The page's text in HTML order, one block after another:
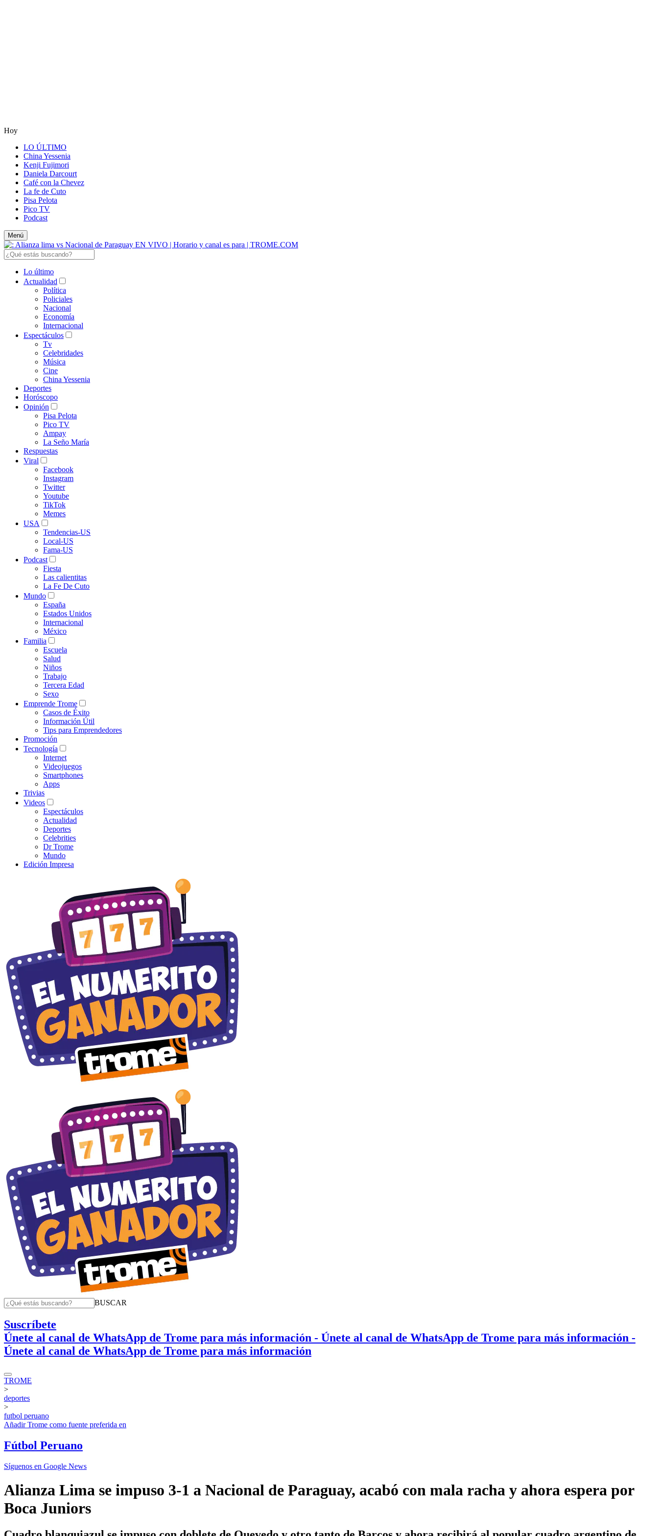
Hoy
LO ÚLTIMO
China Yessenia
Kenji Fujimori
Daniela Darcourt
Café con la Chevez
La fe de Cuto
Pisa Pelota
Pico TV
Podcast
Menú
Lo último
Actualidad
Política
Policiales
Nacional
Economía
Internacional
Espectáculos
Tv
Celebridades
Música
Cine
China Yessenia
Deportes
Horóscopo
Opinión
Pisa Pelota
Pico TV
Ampay
La Seño María
Respuestas
Viral
Facebook
Instagram
Twitter
Youtube
TikTok
Memes
USA
Tendencias-US
Local-US
Fama-US
Podcast
Fiesta
Las calientitas
La Fe De Cuto
Mundo
España
Estados Unidos
Internacional
México
Familia
Escuela
Salud
Niños
Trabajo
Tercera Edad
Sexo
Emprende Trome
Casos de Éxito
Información Útil
Tips para Emprendedores
Promoción
Tecnología
Internet
Videojuegos
Smartphones
Apps
Trivias
Videos
Espectáculos
Actualidad
Deportes
Celebrities
Dr Trome
Mundo
Edición Impresa
BUSCAR
Suscríbete
Únete al canal de WhatsApp de Trome para más información - Únete al canal de WhatsApp de Trome para más información -
Únete al canal de WhatsApp de Trome para más información
TROME
>
deportes
>
futbol peruano
AñadirTrome como fuente preferida en
Fútbol Peruano
Síguenos en Google News
Alianza Lima se impuso 3-1 a Nacional de Paraguay, acabó con mala racha y ahora espera por
Boca Juniors